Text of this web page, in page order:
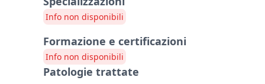
Info non disponibili
Formazione e certificazioni
Info non disponibili
Patologie trattate